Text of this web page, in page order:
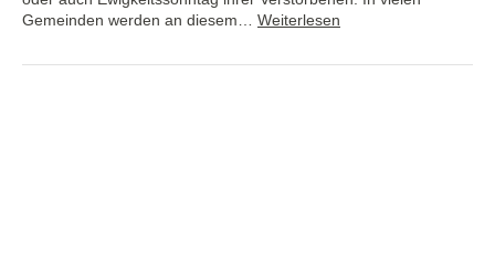
Gemeinden werden an diesem… Weiterlesen